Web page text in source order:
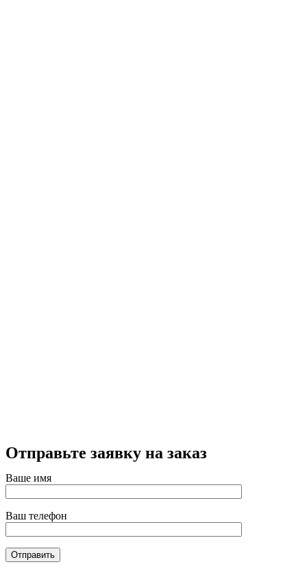
Отправьте заявку на заказ
Ваше имя
Ваш телефон